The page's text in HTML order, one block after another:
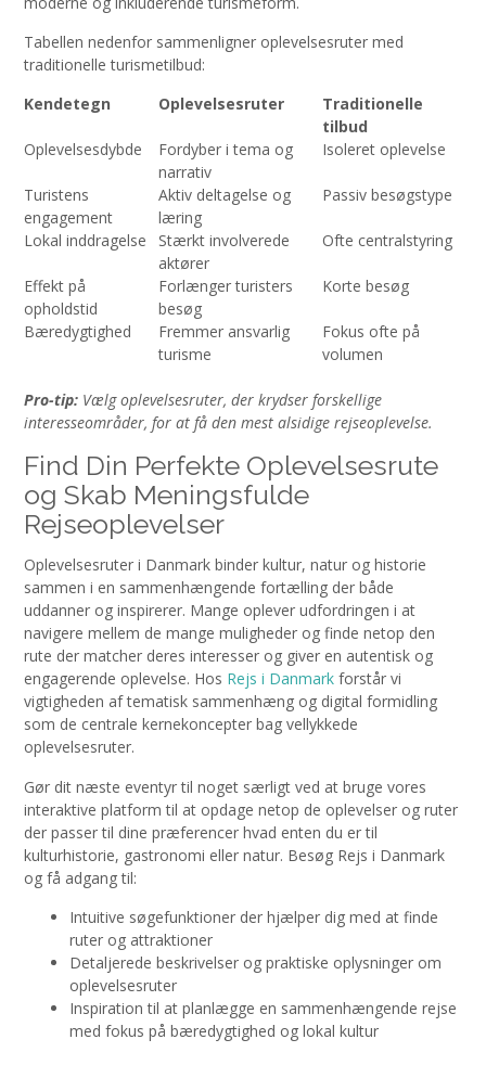
Tabellen nedenfor sammenligner oplevelsesruter med
traditionelle turismetilbud:
Kendetegn
Oplevelsesruter
Traditionelle
tilbud
Oplevelsesdybde
Fordyber i tema og
narrativ
Isoleret oplevelse
Turistens
engagement
Aktiv deltagelse og
læring
Passiv besøgstype
Lokal inddragelse
Stærkt involverede
aktører
Ofte centralstyring
Effekt på
opholdstid
Forlænger turisters
besøg
Korte besøg
Bæredygtighed
Fremmer ansvarlig
turisme
Fokus ofte på
volumen
Pro-tip: Vælg oplevelsesruter, der krydser forskellige
interesseområder, for at få den mest alsidige rejseoplevelse.
Find Din Perfekte Oplevelsesrute
og Skab Meningsfulde
Rejseoplevelser
Oplevelsesruter i Danmark binder kultur, natur og historie
sammen i en sammenhængende fortælling der både
uddanner og inspirerer. Mange oplever udfordringen i at
navigere mellem de mange muligheder og finde netop den
rute der matcher deres interesser og giver en autentisk og
engagerende oplevelse. Hos Rejs i Danmark forstår vi
vigtigheden af tematisk sammenhæng og digital formidling
som de centrale kernekoncepter bag vellykkede
oplevelsesruter.
Gør dit næste eventyr til noget særligt ved at bruge vores
interaktive platform til at opdage netop de oplevelser og ruter
der passer til dine præferencer hvad enten du er til
kulturhistorie, gastronomi eller natur. Besøg Rejs i Danmark
og få adgang til:
Intuitive søgefunktioner der hjælper dig med at finde
ruter og attraktioner
Detaljerede beskrivelser og praktiske oplysninger om
oplevelsesruter
Inspiration til at planlægge en sammenhængende rejse
med fokus på bæredygtighed og lokal kultur